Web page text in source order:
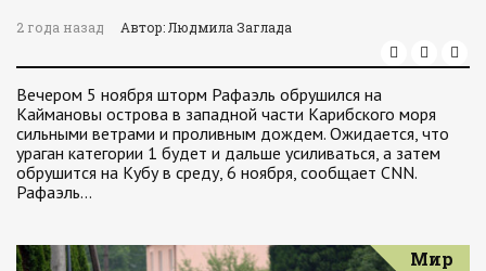
2 года назад Автор: Людмила Заглада
Вечером 5 ноября шторм Рафаэль обрушился на
Каймановы острова в западной части Карибского моря
сильными ветрами и проливным дождем. Ожидается, что
ураган категории 1 будет и дальше усиливаться, а затем
обрушится на Кубу в среду, 6 ноября, сообщает CNN.
Рафаэль…
Мир